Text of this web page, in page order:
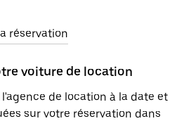
réservation
voiture de location
de location à la date et
sur votre réservation dans